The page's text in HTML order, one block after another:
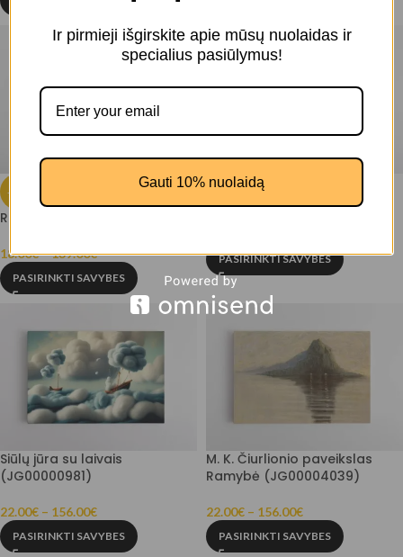
-20%
Retro Porsche (JG00003092)
18.00€–139.00€
PASIRINKTI SAVYBES
Andromedos Galaktika
PASIRINKTI SAVYBES
Siūlų jūra su laivais
(JG00000981)
22.00€ – 156.00€
PASIRINKTI SAVYBES
M. K. Čiurlionio paveikslas
Ramybė (JG00004039)
22.00€ – 156.00€
PASIRINKTI SAVYBES
Ir pirmieji išgirskite apie mūsų nuolaidas ir
specialius pasiūlymus!
Gauti 10% nuolaidą